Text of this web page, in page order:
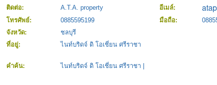
ติดต่อ:
A.T.A. property
อีเมล์:
โทรศัพย์:
0885595199 มือถือ:
จังหวัด:
ชลบุรี
ที่อยู่:
ไนท์บริดจ์ ดิ โอเชี่ยน ศรีราชา
คำค้น: ไนท์บริดจ์ ดิ โอเชี่ยน ศรีราชา